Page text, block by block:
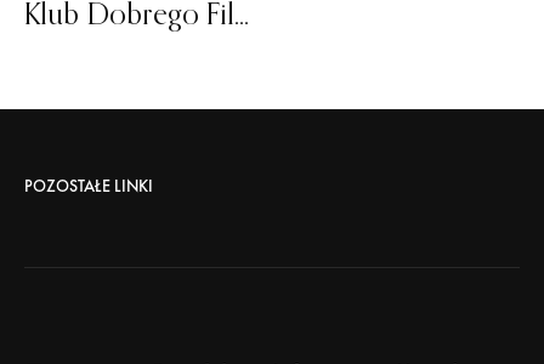
Klub Dobrego Filmu: ?xABo?
POZOSTAŁE LINKI